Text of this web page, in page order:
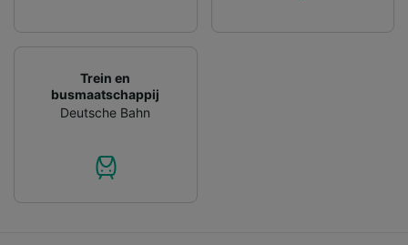
Trein en
busmaatschappij
Deutsche Bahn